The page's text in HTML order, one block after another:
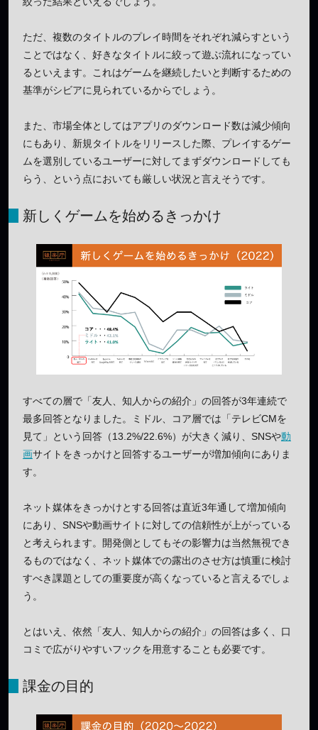
ただ、複数のタイトルのプレイ時間をそれぞれ減らすという
ことではなく、好きなタイトルに絞って遊ぶ流れになってい
るといえます。これはゲームを継続したいと判断するための
基準がシビアに見られているからでしょう。
また、市場全体としてはアプリのダウンロード数は減少傾向
にもあり、新規タイトルをリリースした際、プレイするゲー
ムを選別しているユーザーに対してまずダウンロードしても
らう、という点においても厳しい状況と言えそうです。
新しくゲームを始めるきっかけ
すべての層で「友人、知人からの紹介」の回答が3年連続で
最多回答となりました。ミドル、コア層では「テレビCMを
見て」という回答（13.2%/22.6%）が大きく減り、SNSや動
画サイトをきっかけと回答するユーザーが増加傾向にありま
す。
ネット媒体をきっかけとする回答は直近3年通して増加傾向
にあり、SNSや動画サイトに対しての信頼性が上がっている
と考えられます。開発側としてもその影響力は当然無視でき
るものではなく、ネット媒体での露出のさせ方は慎重に検討
すべき課題としての重要度が高くなっていると言えるでしょ
う。
とはいえ、依然「友人、知人からの紹介」の回答は多く、口
コミで広がりやすいフックを用意することも必要です。
課金の目的